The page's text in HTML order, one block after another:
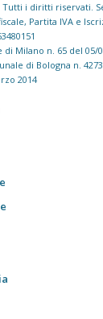
i diritti riservati.
Partita IVA e
di Milano n. 65 del 05/
di Bologna n.
2014